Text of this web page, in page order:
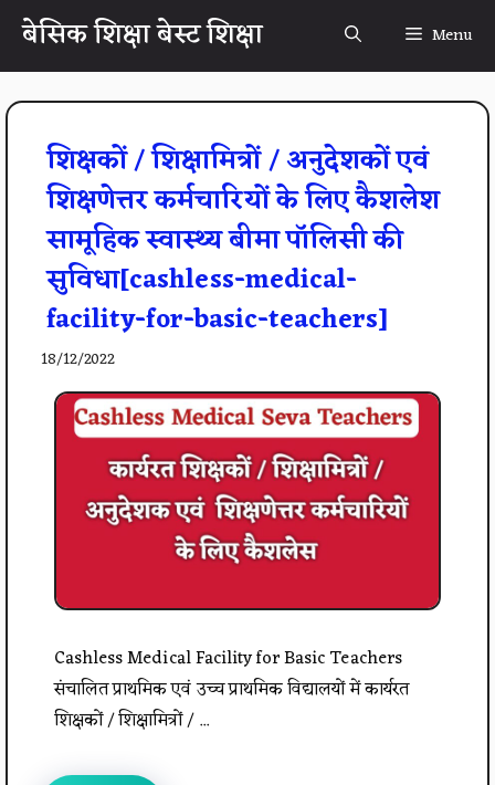
Skipबेसिक शिक्षा बेस्ट शिक्षा Menu
शिक्षकों / शिक्षामित्रों / अनुदेशकों एवं
शिक्षणेत्तर कर्मचारियों के लिए कैशलेश
सामूहिक स्वास्थ्य बीमा पॉलिसी की
सुविधा[cashless-medical-
facility-for-basic-teachers]
18/12/2022
Cashless Medical Facility for Basic Teachers
संचालित प्राथमिक एवं उच्च प्राथमिक विद्यालयों में कार्यरत
शिक्षकों / शिक्षामित्रों / ...